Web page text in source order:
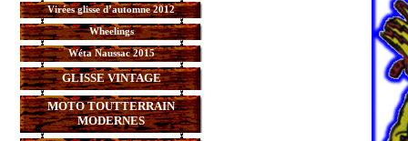
Virées glisse d’automne 2012
Wheelings
Wéta Naussac 2015
GLISSE VINTAGE
MOTO TOUTTERRAIN
MODERNES